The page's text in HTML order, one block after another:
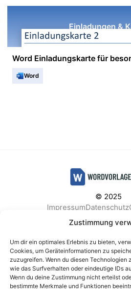
Zustimmung
Um dir ein optimales Erlebnis zu bieten,
Cookies, um Geräteinformationen zu
zuzugreifen. Wenn du diesen Technologien
wie das Surfverhalten oder eindeutige IDs
Wenn du deine Zustimmung nicht erteilst
bestimmte Merkmale und Funktionen
Einladungen &
Word Einladungskarte für
Word
© 2025
ImpressumDatenschutz
Facebook
BELIEBTE
Berichte & Analysen Business